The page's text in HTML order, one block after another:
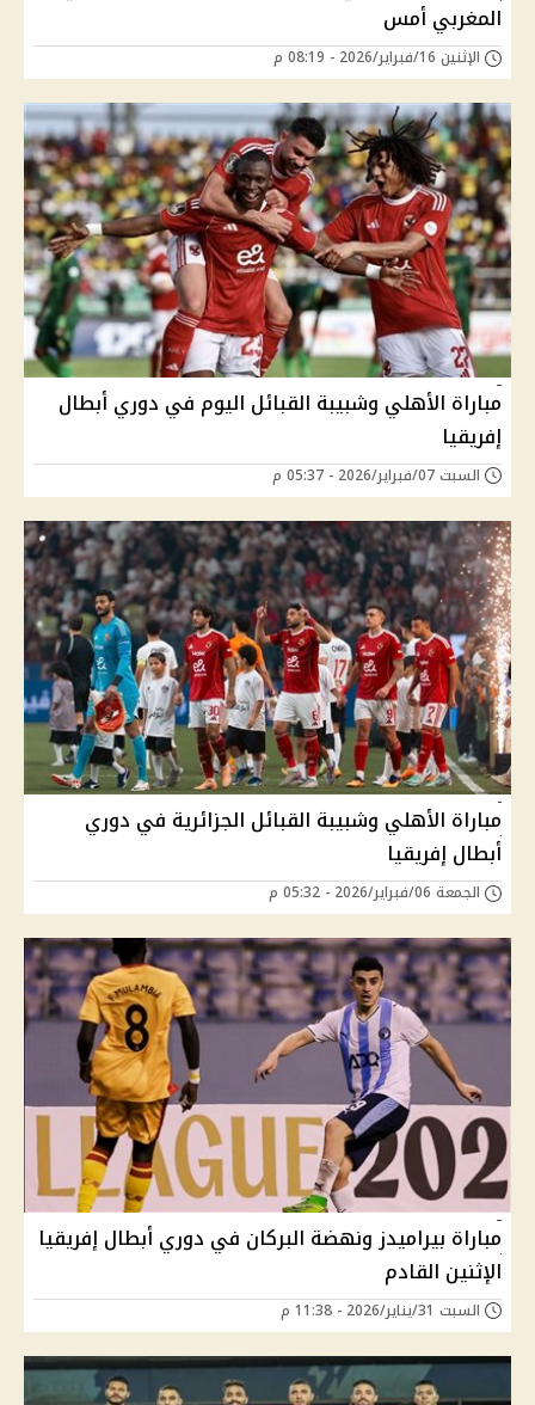
المغربي أمس
الإثنين 16/فبراير/2026 - 08:19 م
مباراة الأهلي وشبيبة القبائل اليوم في دوري أبطال
إفريقيا
السبت 07/فبراير/2026 - 05:37 م
مباراة الأهلي وشبيبة القبائل الجزائرية في دوري
أبطال إفريقيا
الجمعة 06/فبراير/2026 - 05:32 م
مباراة بيراميدز ونهضة البركان في دوري أبطال إفريقيا
الإثنين القادم
السبت 31/يناير/2026 - 11:38 م